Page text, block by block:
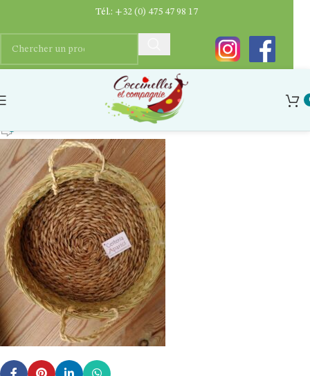
Tél.: +32 (0) 475 47 98 17